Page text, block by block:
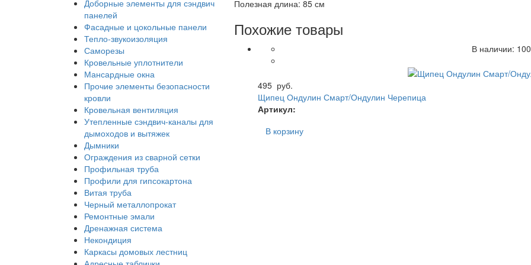
Доборные элементы для сэндвич
панелей
Фасадные и цокольные панели
Тепло-звукоизоляция
Саморезы
Кровельные уплотнители
Мансардные окна
Прочие элементы безопасности
кровли
Кровельная вентиляция
Утепленные сэндвич-каналы для
дымоходов и вытяжек
Дымники
Ограждения из сварной сетки
Профильная труба
Профили для гипсокартона
Витая труба
Черный металлопрокат
Ремонтные эмали
Дренажная система
Некондиция
Каркасы домовых лестниц
Полезная длина: 85 см
Похожие товары
В наличии: 100
495 руб.
Щипец Ондулин Смарт/Ондулин Черепица
Артикул:
В корзину